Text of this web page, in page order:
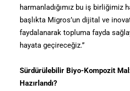
harmanladığımız bu iş birliğimiz
başlıkta Migros’un dijital ve
faydalanarak topluma fayda
hayata geçireceğiz.”
Sürdürülebilir Biyo-Kompozit
Hazırlandı?